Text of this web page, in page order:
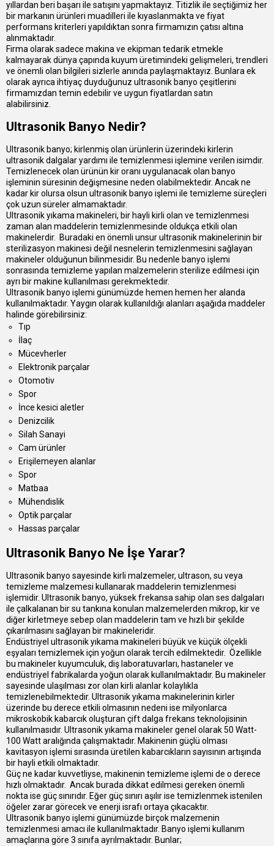
yıllardan beri başarı ile satışını yapmaktayız. Titizlik ile seçtiğimiz her
bir markanın ürünleri muadilleri ile kıyaslanmakta ve fiyat
performans kriterleri yapıldıktan sonra firmamızın çatısı altına
alınmaktadır.
Firma olarak sadece makina ve ekipman tedarik etmekle
kalmayarak dünya çapında kuyum üretimindeki gelişmeleri, trendleri
ve önemli olan bilgileri sizlerle anında paylaşmaktayız. Bunlara ek
olarak ayrıca ihtiyaç duyduğunuz ultrasonik banyo çeşitlerini
firmamızdan temin edebilir ve uygun fiyatlardan satın
alabilirsiniz.
Ultrasonik Banyo Nedir?
Ultrasonik banyo; kirlenmiş olan ürünlerin üzerindeki kirlerin
ultrasonik dalgalar yardımı ile temizlenmesi işlemine verilen isimdir.
Temizlenecek olan ürünün kir oranı uygulanacak olan banyo
işleminin süresinin değişmesine neden olabilmektedir. Ancak ne
kadar kir olursa olsun ultrasonik banyo işlemi ile temizleme süreçleri
çok uzun süreler almamaktadır.
Ultrasonik yıkama makineleri, bir hayli kirli olan ve temizlenmesi
zaman alan maddelerin temizlenmesinde oldukça etkili olan
makinelerdir. Buradaki en önemli unsur ultrasonik makinelerinin bir
sterilizasyon makinesi değil nesnelerin temizlenmesini sağlayan
makineler olduğunun bilinmesidir. Bu nedenle banyo işlemi
sonrasında temizleme yapılan malzemelerin sterilize edilmesi için
ayrı bir makine kullanılması gerekmektedir.
Ultrasonik banyo işlemi günümüzde hemen hemen her alanda
kullanılmaktadır. Yaygın olarak kullanıldığı alanları aşağıda maddeler
halinde görebilirsiniz:
Tıp
İlaç
Mücevherler
Elektronik parçalar
Otomotiv
Spor
İnce kesici aletler
Denizcilik
Silah Sanayi
Cam ürünler
Erişilemeyen alanlar
Spor
Matbaa
Mühendislik
Optik parçalar
Hassas parçalar
Ultrasonik Banyo Ne İşe Yarar?
Ultrasonik banyo sayesinde kirli malzemeler, ultrason, su veya
temizleme malzemesi kullanarak maddelerin temizlenmesi
işlemidir. Ultrasonik banyo, yüksek frekansa sahip olan ses dalgaları
ile çalkalanan bir su tankına konulan malzemelerden mikrop, kir ve
diğer kirletmeye sebep olan maddelerin tam ve hızlı bir şekilde
çıkarılmasını sağlayan bir makineleridir.
Endüstriyel ultrasonik yıkama makineleri büyük ve küçük ölçekli
eşyaları temizlemek için yoğun olarak tercih edilmektedir. Özellikle
bu makineler kuyumculuk, diş laboratuvarları, hastaneler ve
endüstriyel fabrikalarda yoğun olarak kullanılmaktadır. Bu makineler
sayesinde ulaşılması zor olan kirli alanlar kolaylıkla
temizlenebilmektedir. Ultrasonik yıkama makinelerinin kirler
üzerinde bu derece etkili olmasının nedeni ise milyonlarca
mikroskobik kabarcık oluşturan çift dalga frekans teknolojisinin
kullanılmasıdır. Ultrasonik yıkama makineler genel olarak 50 Watt-
100 Watt aralığında çalışmaktadır. Makinenin güçlü olması
kavitasyon işlemi sırasında üretilen kabarcıkların sayısının artışında
bir hayli etkili olmaktadır.
Güç ne kadar kuvvetliyse, makinenin temizleme işlemi de o derece
hızlı olmaktadır. Ancak burada dikkat edilmesi gereken önemli
nokta ise güç sınırıdır. Eğer güç sınırı aşılır ise temizlenmek istenilen
öğeler zarar görecek ve enerji israfı ortaya çıkacaktır.
Ultrasonik banyo işlemi günümüzde birçok malzemenin
temizlenmesi amacı ile kullanılmaktadır. Banyo işlemi kullanım
amaçlarına göre 3 sınıfa ayrılmaktadır. Bunlar;